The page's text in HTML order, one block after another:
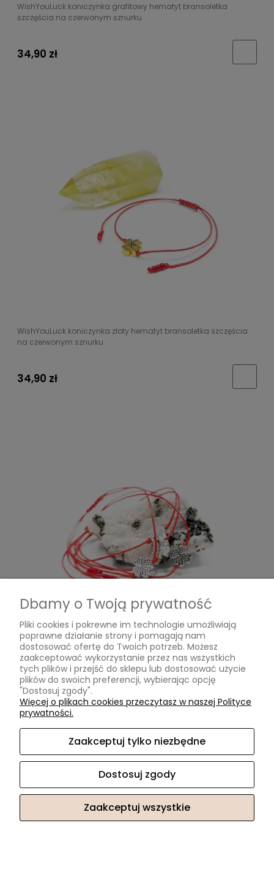
WishYouLuck koniczynka grafitowy hematyt bransoletka
szczęścia na czerwonym sznurku
34,90 zł
WishYouLuck koniczynka złoty hematyt bransoletka szczęścia
na czerwonym sznurku
34,90 zł
WishYouLuck koniczynka srebrny hematyt bransoletka
szczęścia na czerwonym sznurku
34,90 zł
Dbamy o Twoją prywatność
Pliki cookies i pokrewne im technologie umożliwiają
poprawne działanie strony i pomagają nam
dostosować ofertę do Twoich potrzeb. Możesz
zaakceptować wykorzystanie przez nas wszystkich
tych plików i przejść do sklepu lub dostosować użycie
plików do swoich preferencji, wybierając opcję
"Dostosuj zgody".
Więcej o plikach cookies przeczytasz w naszej Polityce
prywatności.
Zaakceptuj tylko niezbędne
Dostosuj zgody
Zaakceptuj wszystkie